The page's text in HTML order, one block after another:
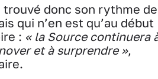
trouvé donc son rythme de
qui n’en est qu’au début
: « la Source continuera
et à surprendre »,